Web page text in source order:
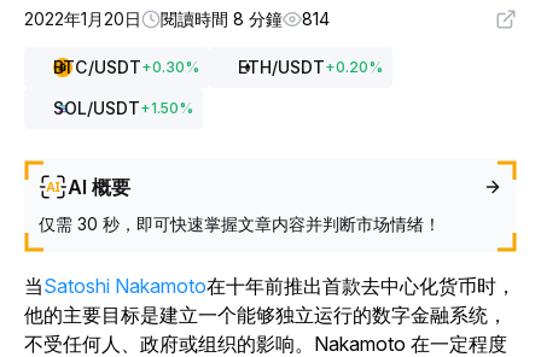
2022年1月20日
閱讀時間 8 分鐘 814
BTC/USDT+0.30% ETH/USDT+0.20%
SOL/USDT+1.50%
AI 概要
仅需 30 秒，即可快速掌握文章内容并判断市场情绪！
当Satoshi Nakamoto在十年前推出首款去中心化货币时，
他的主要目标是建立一个能够独立运行的数字金融系统，
不受任何人、政府或组织的影响。Nakamoto 在一定程度